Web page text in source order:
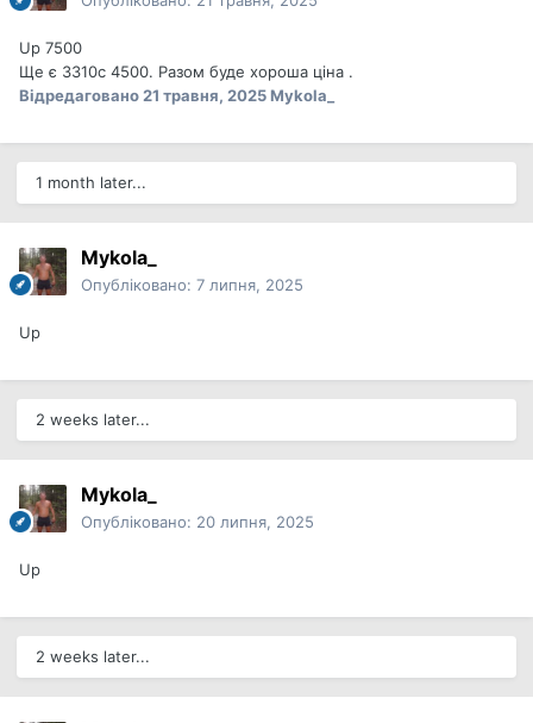
Up 7500
Ще є 3310с 4500. Разом буде хороша ціна .
Відредаговано21 травня, 2025Mykola_
1 month later...
Mykola_
Опубліковано: 7 липня, 2025
Up
2 weeks later...
Mykola_
Опубліковано: 20 липня, 2025
Up
2 weeks later...